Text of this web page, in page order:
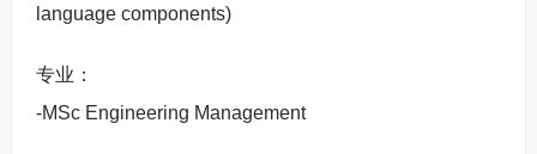
language components)
专业：
-MSc Engineering Management